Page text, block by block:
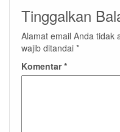
Tinggalkan
Alamat email Anda tidak
wajib ditandai *
Komentar*